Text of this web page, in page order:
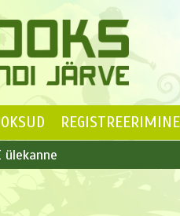
REGISTREERIMINE
ülekanne